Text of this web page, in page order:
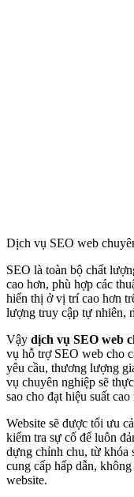
Dịch vụ SEO web
SEO là toàn bộ chất
cao hơn, phù hợp các
hiển thị ở vị trí cao hơn
lượng truy cập tự nhiên,
Vậy dịch vụ SEO web
vụ hỗ trợ SEO web cho
yêu cầu, thương lượng
vụ chuyên nghiệp sẽ
sao cho đạt hiệu suất cao
Website sẽ được tối ưu
kiểm tra sự cố để luôn
dựng chỉnh chu, từ khóa
cung cấp hấp dẫn,
website.